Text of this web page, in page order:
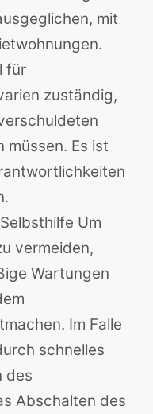
mit
für
zuständig,
müssen. Es ist
Um
vermeiden,
Wartungen
Im Falle
schnelles
des
Abschalten des